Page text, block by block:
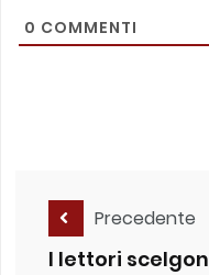
0 COMMENTI
Precedente
I lettori